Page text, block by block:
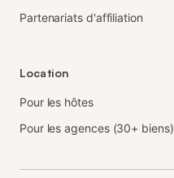
Partenariats d'affiliation
Location
Pour les hôtes
Pour les agences (30+ biens)